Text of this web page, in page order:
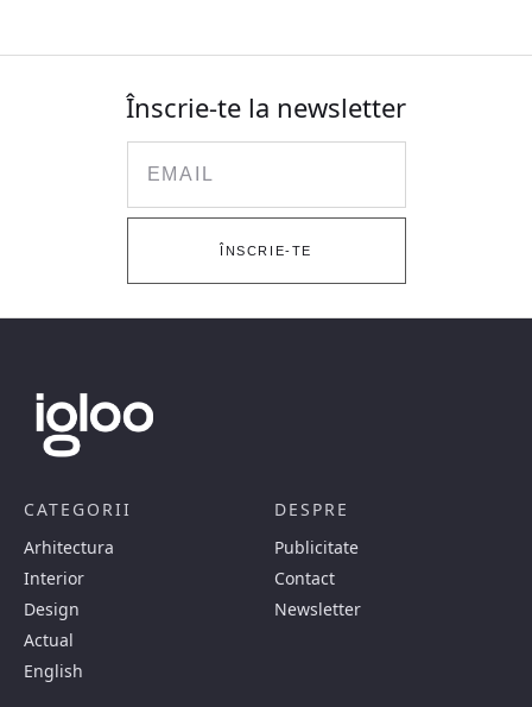
Înscrie-te la newsletter
ÎNSCRIE-TE
CATEGORII
Arhitectura
Interior
Design
Actual
English
DESPRE
Publicitate
Contact
Newsletter